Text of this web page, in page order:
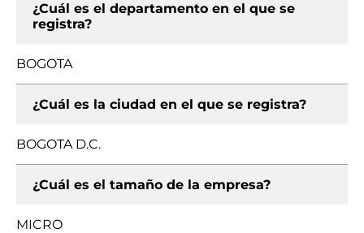
¿Cuál es el departamento en el que se
registra?
BOGOTA
¿Cuál es la ciudad en el que se registra?
BOGOTA D.C.
¿Cuál es el tamaño de la empresa?
MICRO